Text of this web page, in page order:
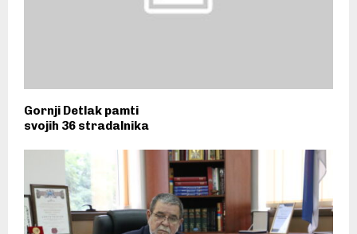
Gornji Detlak pamti
svojih 36 stradalnika